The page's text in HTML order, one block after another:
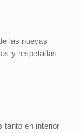
las nuevas
y respetadas
tanto en interior